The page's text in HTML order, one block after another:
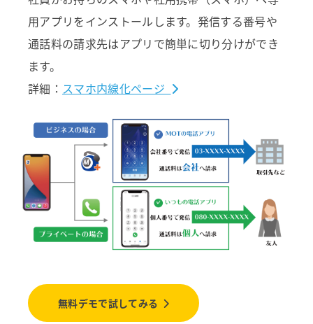
用アプリをインストールします。 発信する番号や
通話料の請求先はアプリで簡単に切り分けができ
ます。
詳細： スマホ内線化ページ
無料デモで試してみる